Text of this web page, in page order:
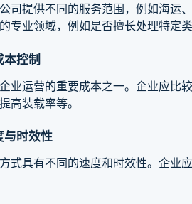
司提供不同的服务范围，例如海运
专业领域，例如是否擅长处理特定
本控制
业运营的重要成本之一。企业应比
高装载率等。
与时效性
式具有不同的速度和时效性。企业